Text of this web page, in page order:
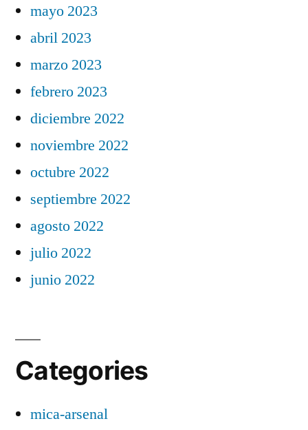
mayo 2023
abril 2023
marzo 2023
febrero 2023
diciembre 2022
noviembre 2022
octubre 2022
septiembre 2022
agosto 2022
julio 2022
junio 2022
Categories
mica-arsenal